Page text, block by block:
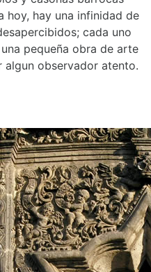
hoy, hay una infinidad de
cada uno
pequeña obra de arte
algun observador atento.